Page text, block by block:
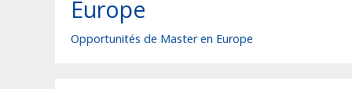
Europe
Opportunités de Master en Europe